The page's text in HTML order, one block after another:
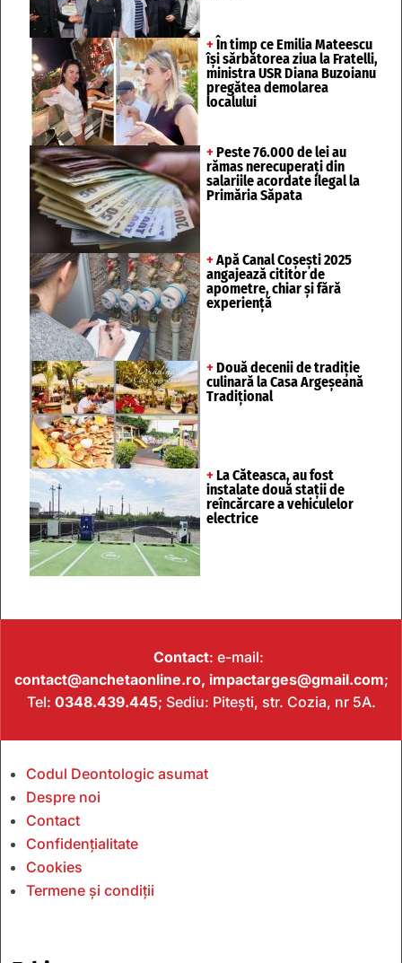
+ În timp ce Emilia Mateescu
își sărbătorea ziua la Fratelli,
ministra USR Diana Buzoianu
pregătea demolarea
localului
+ Peste 76.000 de lei au
rămas nerecuperați din
salariile acordate ilegal la
Primăria Săpata
+ Apă Canal Coșești 2025
angajează cititor de
apometre, chiar și fără
experiență
+ Două decenii de tradiție
culinară la Casa Argeșeană
Tradițional
+ La Căteasca, au fost
instalate două stații de
reîncărcare a vehiculelor
electrice
Contact: e-mail:
contact@anchetaonline.ro, impactarges@gmail.com;
Tel: 0348.439.445; Sediu: Pitești, str. Cozia, nr 5A.
Codul Deontologic asumat
Despre noi
Contact
Confidențialitate
Cookies
Termene și condiții